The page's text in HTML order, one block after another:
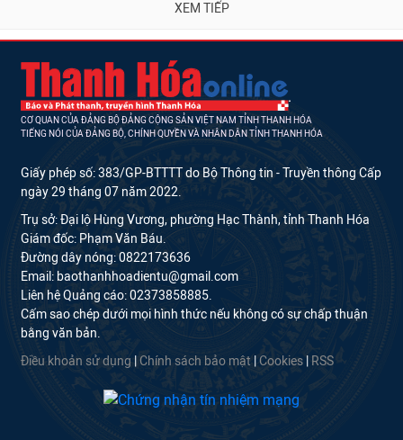
XEM TIẾP
CƠ QUAN CỦA ĐẢNG BỘ ĐẢNG CỘNG SẢN VIỆT NAM TỈNH THANH HÓA
TIẾNG NÓI CỦA ĐẢNG BỘ, CHÍNH QUYỀN VÀ NHÂN DÂN TỈNH THANH HÓA
Giấy phép số: 383/GP-BTTTT do Bộ Thông tin - Truyền thông Cấp
ngày 29 tháng 07 năm 2022.
Trụ sở: Đại lộ Hùng Vương, phường Hạc Thành, tỉnh Thanh Hóa
Giám đốc: Phạm Văn Báu.
Đường dây nóng: 0822173636
Email: baothanhhoadientu@gmail.com
Liên hệ Quảng cáo: 02373858885.
Cấm sao chép dưới mọi hình thức nếu không có sự chấp thuận
bằng văn bản.
Điều khoản sử dụng Chính sách bảo mật Cookies RSS